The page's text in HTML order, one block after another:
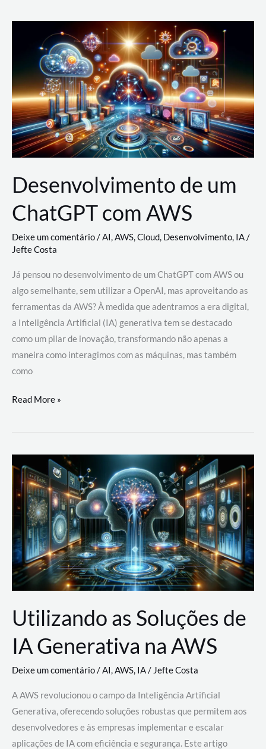
Nuvem:
Google
Cloud,
AWS
e
Azure
Desenvolvimento de um
ChatGPT com AWS
Deixe um comentário/AI,AWS,Cloud, Desenvolvimento, IA/
Jefte Costa
Já pensou no desenvolvimento de um ChatGPT com AWS ou
algo semelhante, sem utilizar a OpenAI, mas aproveitando as
ferramentas da AWS? À medida que adentramos a era digital,
a Inteligência Artificial (IA) generativa tem se destacado
como um pilar de inovação, transformando não apenas a
maneira como interagimos com as máquinas, mas também
como
Desenvolvimento
um
com
AWS
Read More »
Utilizando as Soluções de
IA Generativa na AWS
Deixe um comentário/AI,AWS, IA/Jefte Costa
A AWS revolucionou o campo da Inteligência Artificial
Generativa, oferecendo soluções robustas que permitem aos
desenvolvedores e às empresas implementar e escalar
aplicações de IA com eficiência e segurança. Este artigo